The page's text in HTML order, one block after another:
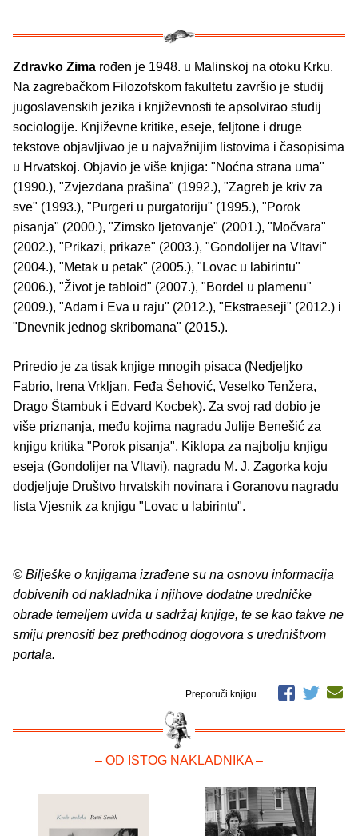
Zdravko Zima rođen je 1948. u Malinskoj na otoku Krku.
Na zagrebačkom Filozofskom fakultetu završio je studij
jugoslavenskih jezika i književnosti te apsolvirao studij
sociologije. Književne kritike, eseje, feljtone i druge
tekstove objavljivao je u najvažnijim listovima i časopisima
u Hrvatskoj. Objavio je više knjiga: "Noćna strana uma"
(1990.), "Zvjezdana prašina" (1992.), "Zagreb je kriv za
sve" (1993.), "Purgeri u purgatoriju" (1995.), "Porok
pisanja" (2000.), "Zimsko ljetovanje" (2001.), "Močvara"
(2002.), "Prikazi, prikaze" (2003.), "Gondolijer na Vltavi"
(2004.), "Metak u petak" (2005.), "Lovac u labirintu"
(2006.), "Život je tabloid" (2007.), "Bordel u plamenu"
(2009.), "Adam i Eva u raju" (2012.), "Ekstraeseji" (2012.) i
"Dnevnik jednog skribomana" (2015.).
Priredio je za tisak knjige mnogih pisaca (Nedjeljko
Fabrio, Irena Vrkljan, Feđa Šehović, Veselko Tenžera,
Drago Štambuk i Edvard Kocbek). Za svoj rad dobio je
više priznanja, među kojima nagradu Julije Benešić za
knjigu kritika "Porok pisanja", Kiklopa za najbolju knjigu
eseja (Gondolijer na Vltavi), nagradu M. J. Zagorka koju
dodjeljuje Društvo hrvatskih novinara i Goranovu nagradu
lista Vjesnik za knjigu "Lovac u labirintu".
© Bilješke o knjigama izrađene su na osnovu informacija
dobivenih od nakladnika i njihove dodatne uredničke
obrade temeljem uvida u sadržaj knjige, te se kao takve ne
smiju prenositi bez prethodnog dogovora s uredništvom
portala.
Preporuči knjigu
– OD ISTOG NAKLADNIKA –